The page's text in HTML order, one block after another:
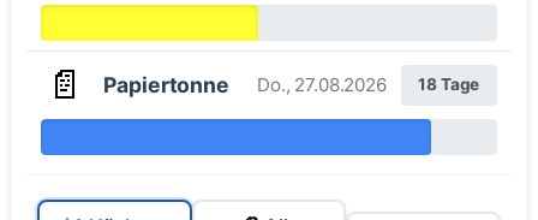
📄 Papiertonne Do., 27.08.2026 18 Tage